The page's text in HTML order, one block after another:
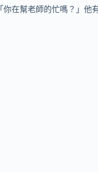
在幫老師的忙嗎？」他